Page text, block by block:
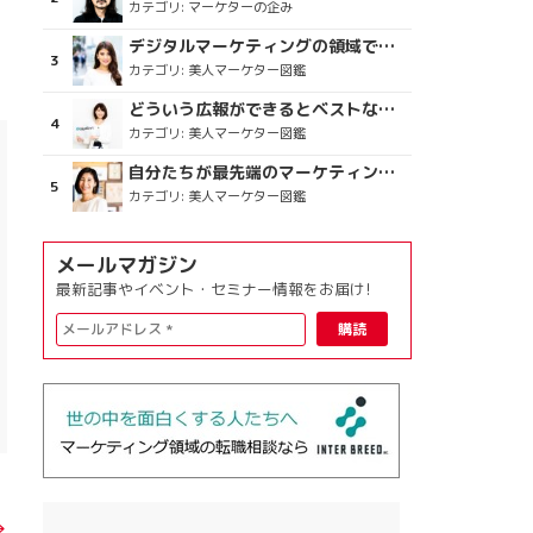
カテゴリ: マーケターの企み
デジタルマーケティングの領域で、海外というステージに
カテゴリ: 美人マーケター図鑑
どういう広報ができるとベストなのか
カテゴリ: 美人マーケター図鑑
自分たちが最先端のマーケティングを目指す
カテゴリ: 美人マーケター図鑑
メールマガジン
最新記事やイベント・セミナー情報をお届け!